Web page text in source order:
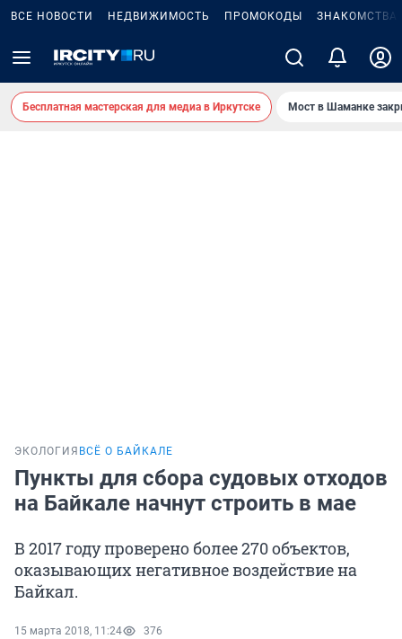
ВСЕ НОВОСТИ НЕДВИЖИМОСТЬ ПРОМОКОДЫ ЗНАКОМСТВА
Бесплатная мастерская для медиа в Иркутске Мост в Шаманке
ЭКОЛОГИЯ ВСЁ О БАЙКАЛЕ
Пункты для сбора судовых отходов
на Байкале начнут строить в мае
В 2017 году проверено более 270 объектов,
оказывающих негативное воздействие на
Байкал.
15 марта 2018, 11:24 376